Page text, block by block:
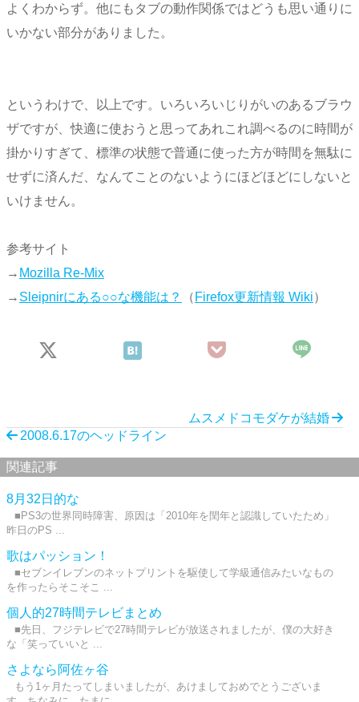
よくわからず。他にもタブの動作関係ではどうも思い通りに
いかない部分がありました。
というわけで、以上です。いろいろいじりがいのあるブラウ
ザですが、快適に使おうと思ってあれこれ調べるのに時間が
掛かりすぎて、標準の状態で普通に使った方が時間を無駄に
せずに済んだ、なんてことのないようにほどほどにしないと
いけません。
参考サイト
→ Mozilla Re-Mix
→ Sleipnirにある○○な機能は？ （ Firefox更新情報 Wiki）
ムスメドコモダケが結婚
2008.6.17のヘッドライン
関連記事
8月32日的な
■PS3の世界同時障害、原因は「2010年を閏年と認識していたため」
昨日のPS ...
歌はパッション！
■セブンイレブンのネットプリントを駆使して学級通信みたいなもの
を作ったらそこそこ ...
個人的27時間テレビまとめ
■先日、フジテレビで27時間テレビが放送されましたが、僕の大好き
な「笑っていいと ...
さよなら阿佐ヶ谷
もう1ヶ月たってしまいましたが、あけましておめでとうございま